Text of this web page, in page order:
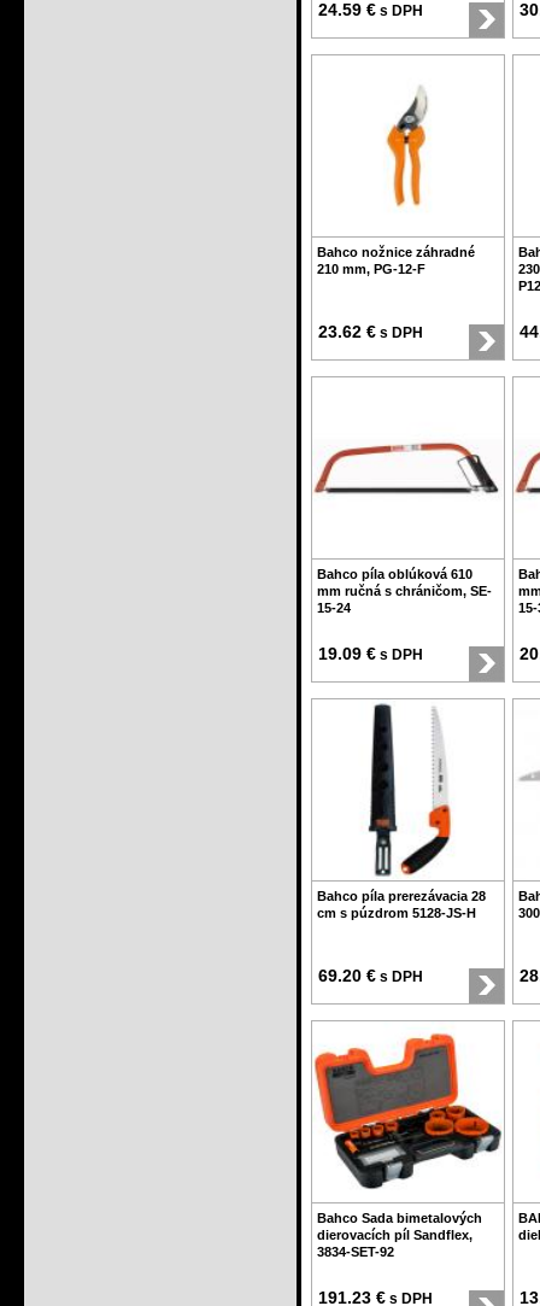
24.59 € s DPH
Bahco nožnice záhradné
210 mm, PG-12-F
23.62 € s DPH
Bahco píla oblúková 610
mm ručná s chráničom, SE-
15-24
19.09 € s DPH
15-
Bahco píla prerezávacia 28
cm s púzdrom 5128-JS-H
69.20 € s DPH
Bahco Sada bimetalových
dierovacích píl Sandflex,
3834-SET-92
191.23 € s DPH